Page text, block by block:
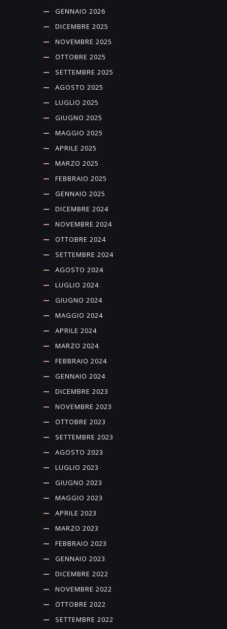
GENNAIO 2026
DICEMBRE 2025
NOVEMBRE 2025
OTTOBRE 2025
SETTEMBRE 2025
AGOSTO 2025
LUGLIO 2025
GIUGNO 2025
MAGGIO 2025
APRILE 2025
MARZO 2025
FEBBRAIO 2025
GENNAIO 2025
DICEMBRE 2024
NOVEMBRE 2024
OTTOBRE 2024
SETTEMBRE 2024
AGOSTO 2024
LUGLIO 2024
GIUGNO 2024
MAGGIO 2024
APRILE 2024
MARZO 2024
FEBBRAIO 2024
GENNAIO 2024
DICEMBRE 2023
NOVEMBRE 2023
OTTOBRE 2023
SETTEMBRE 2023
AGOSTO 2023
LUGLIO 2023
GIUGNO 2023
MAGGIO 2023
APRILE 2023
MARZO 2023
FEBBRAIO 2023
GENNAIO 2023
DICEMBRE 2022
NOVEMBRE 2022
OTTOBRE 2022
SETTEMBRE 2022